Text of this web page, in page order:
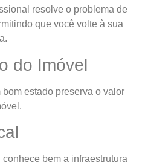
resolve o problema de
que você volte à sua
do Imóvel
estado preserva o valor
bem a infraestrutura